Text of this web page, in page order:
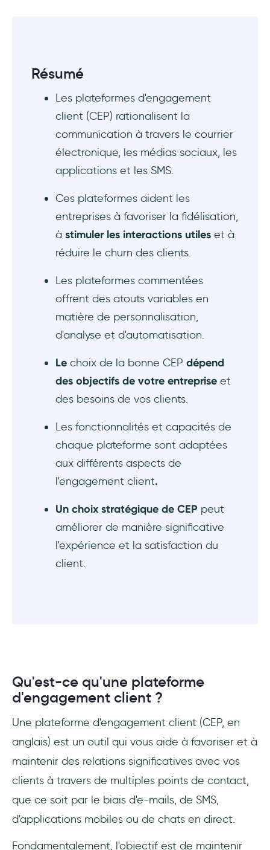
Résumé
Les plateformes d'engagement
client (CEP) rationalisent la
communication à travers le courrier
électronique, les médias sociaux, les
applications et les SMS.
Ces plateformes aident les
entreprises à favoriser la fidélisation,
à stimuler les interactions utiles et à
réduire le churn des clients.
Les plateformes commentées
offrent des atouts variables en
matière de personnalisation,
d'analyse et d'automatisation.
Le choix de la bonne CEP dépend
des objectifs de votre entreprise et
des besoins de vos clients.
Les fonctionnalités et capacités de
chaque plateforme sont adaptées
aux différents aspects de
l'engagement client.‍
Un choix stratégique de CEP peut
améliorer de manière significative
l'expérience et la satisfaction du
client.
Qu'est-ce qu'une plateforme
d'engagement client ?
Une plateforme d'engagement client (CEP, en
anglais) est un outil qui vous aide à favoriser et à
maintenir des relations significatives avec vos
clients à travers de multiples points de contact,
que ce soit par le biais d'e-mails, de SMS,
d'applications mobiles ou de chats en direct.
Fondamentalement, l'objectif est de maintenir